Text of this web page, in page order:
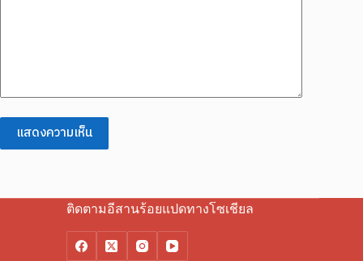
แสดงความเห็น
ติดตามอีสานร้อยแปดทางโซเชียล